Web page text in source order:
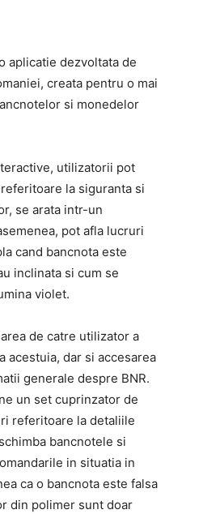
aplicatie dezvoltata de
creata pentru o mai
si monedelor
utilizatorii pot
la siguranta si
se arata intr-un
pot afla lucruri
cand bancnota este
inclinata si cum se
violet.
de catre utilizator a
acestuia, dar si accesarea
generale despre BNR.
un set cuprinzator de
referitoare la detaliile
bancnotele si
in situatia in
ca o bancnota este falsa
din polimer sunt doar